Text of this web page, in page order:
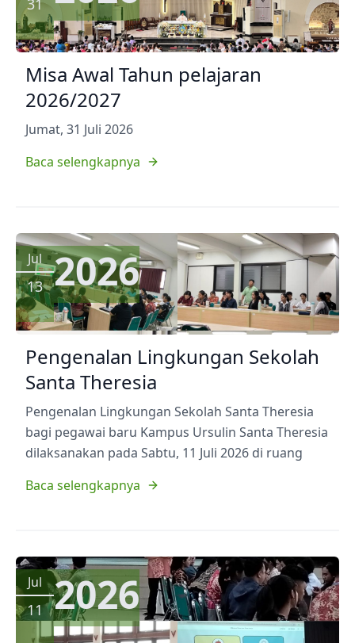
Misa Awal Tahun pelajaran
2026/2027
Jumat, 31 Juli 2026
Baca selengkapnya
Jul
13 2026
Pengenalan Lingkungan Sekolah
Santa Theresia
Pengenalan Lingkungan Sekolah Santa Theresia
bagi pegawai baru Kampus Ursulin Santa Theresia
dilaksanakan pada Sabtu, 11 Juli 2026 di ruang
Baca selengkapnya
Jul
11 2026